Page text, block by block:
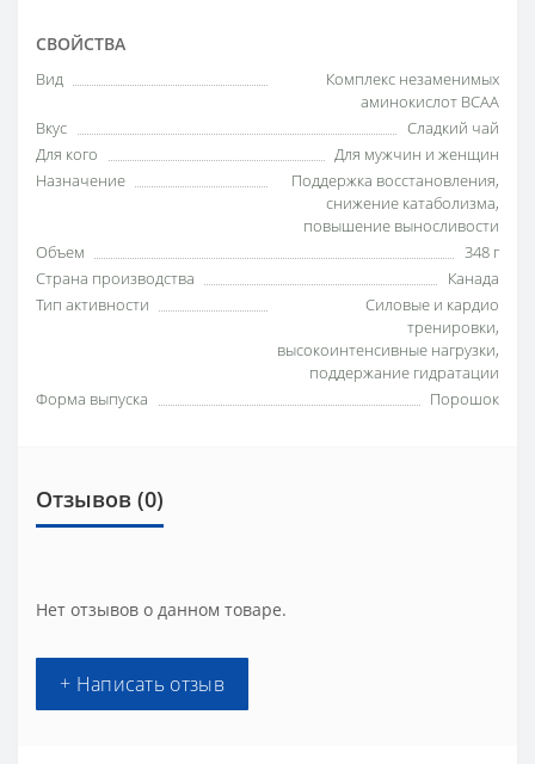
СВОЙСТВА
Вид
Комплекс незаменимых
аминокислот BCAA
Вкус
Сладкий чай
Для кого
Для мужчин и женщин
Назначение
Поддержка восстановления,
снижение катаболизма,
повышение выносливости
Объем
348 г
Страна производства
Канада
Тип активности
Силовые и кардио
тренировки,
высокоинтенсивные нагрузки,
поддержание гидратации
Форма выпуска
Порошок
Отзывов (0)
Нет отзывов о данном товаре.
+ Написать отзыв